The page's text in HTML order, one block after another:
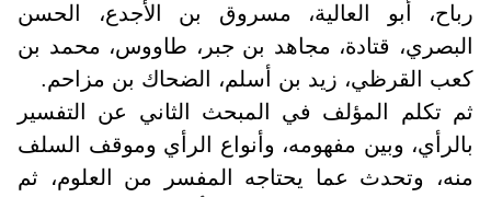
رباح، أبو العالية، مسروق بن الأجدع، الحسن
البصري، قتادة، مجاهد بن جبر، طاووس، محمد بن
كعب القرظي، زيد بن أسلم، الضحاك بن مزاحم.
ثم تكلم المؤلف في المبحث الثاني عن التفسير
بالرأي، وبين مفهومه، وأنواع الرأي وموقف السلف
منه، وتحدث عما يحتاجه المفسر من العلوم، ثم